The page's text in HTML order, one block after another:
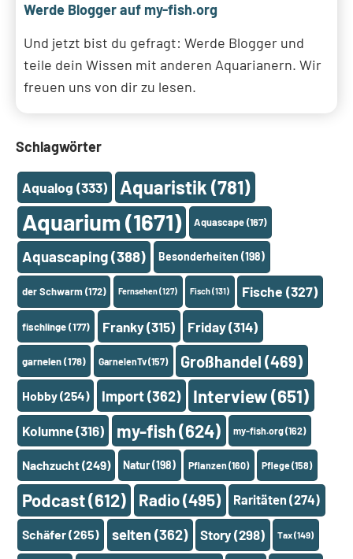
Werde Blogger auf my-fish.org
Und jetzt bist du gefragt: Werde Blogger und
teile dein Wissen mit anderen Aquarianern. Wir
freuen uns von dir zu lesen.
Schlagwörter
Aqualog (333) Aquaristik (781)
Aquarium (1671) Aquascape(167)
Aquascaping(388) Besonderheiten (198)
der Schwarm(172) Fernsehen(127) Fisch(131) Fische (327)
fischlinge(177) Franky(315) Friday(314)
garnelen(178) GarnelenTv(157) Großhandel (469)
Hobby(254) Import(362) Interview(651)
Kolumne(316) my-fish(624) my-fish.org(162)
Nachzucht(249) Natur(198) Pflanzen(160) Pflege(158)
Podcast(612) Radio(495) Raritäten (274)
Schäfer(265) selten (362) Story (298) Tax(149)